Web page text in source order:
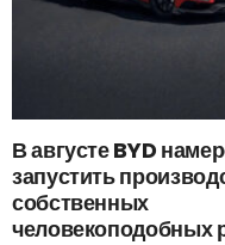
В августе BYD
запустить
собственных
человекоподобных